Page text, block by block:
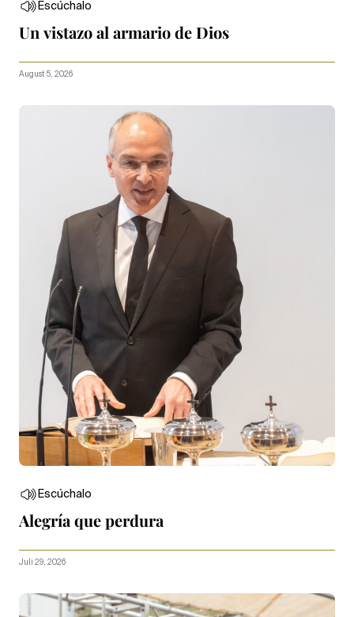
Escúchalo
Un vistazo al armario de Dios
August 5, 2026
Escúchalo
Alegría que perdura
Juli 29, 2026